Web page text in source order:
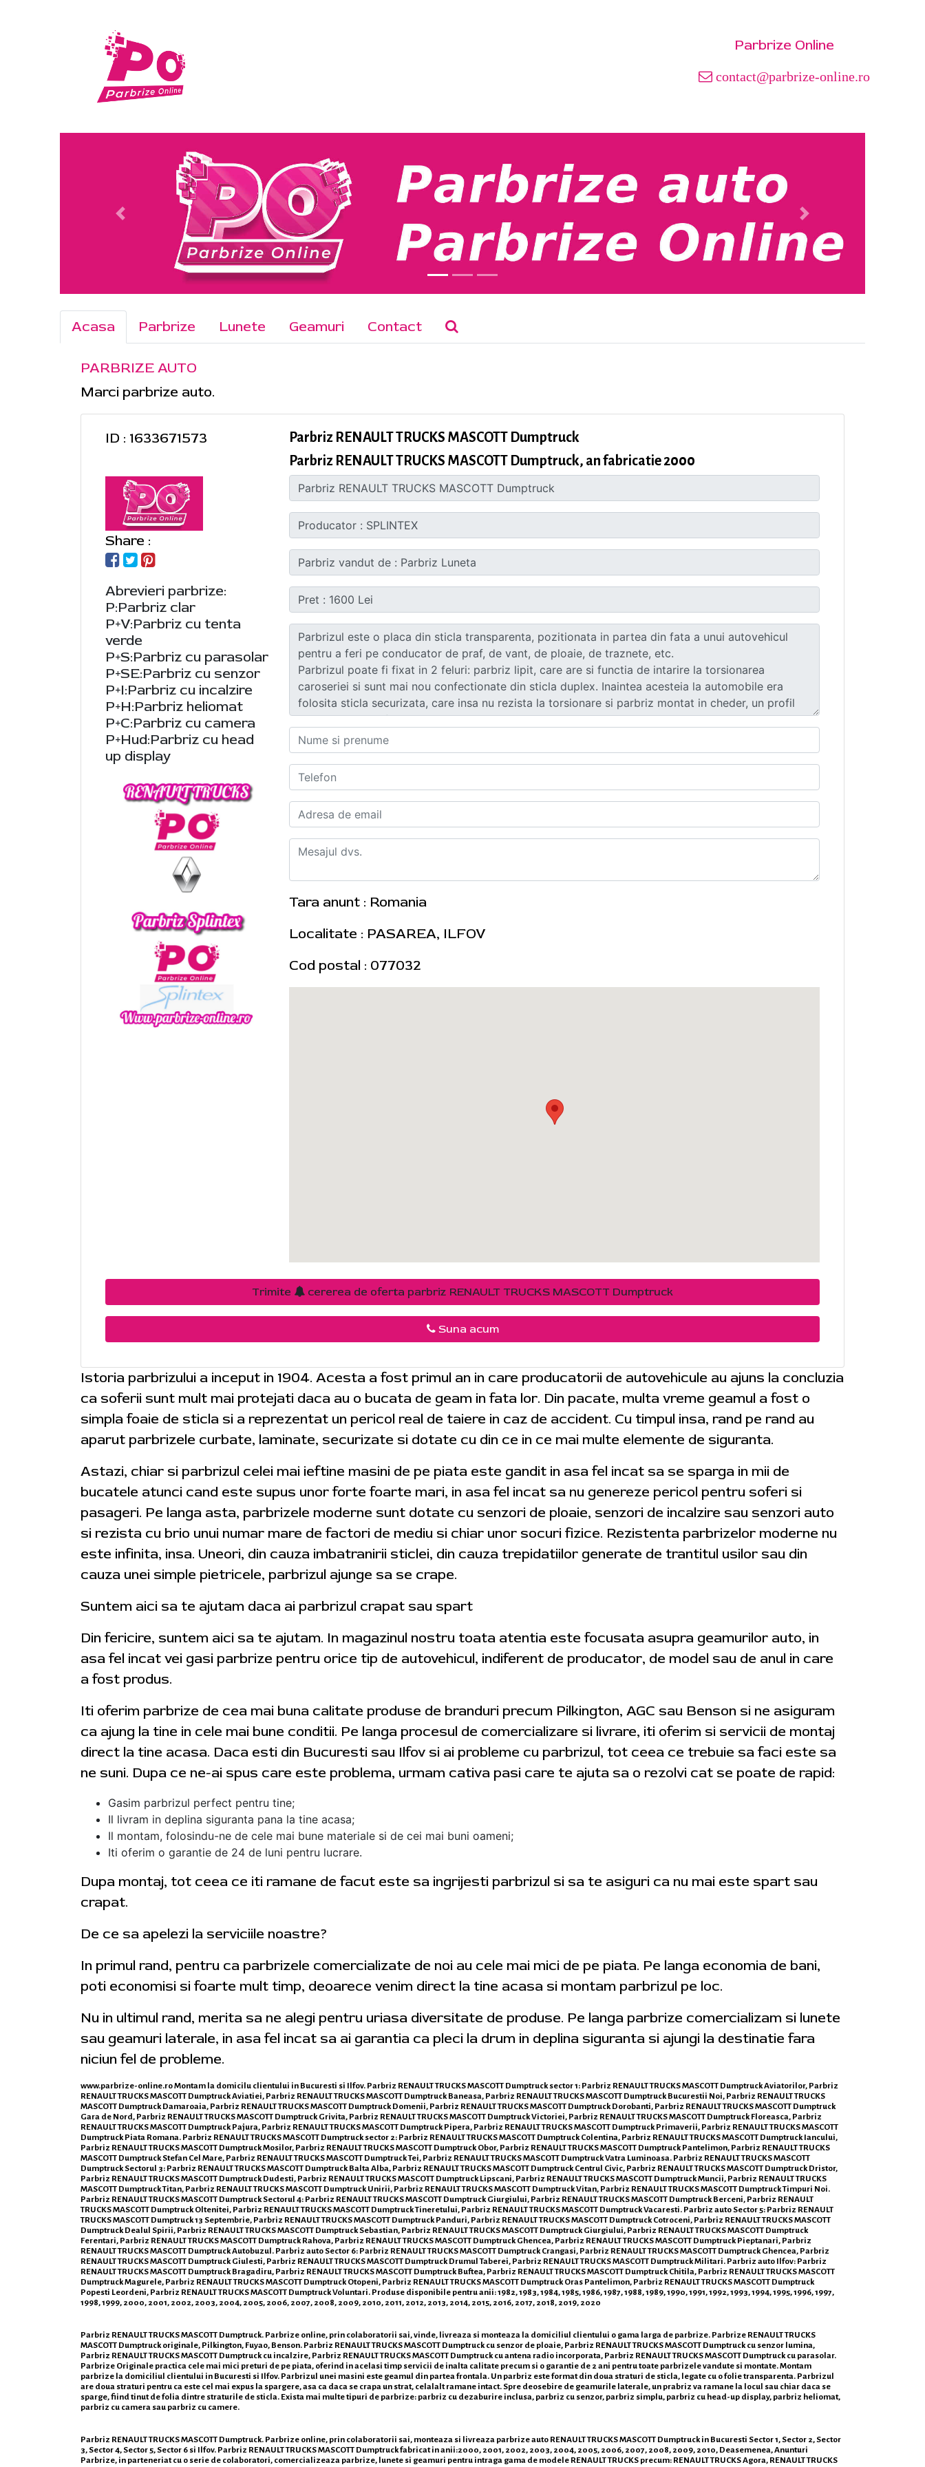
Parbrize Online
contact@parbrize-online.ro
Acasa Parbrize Lunete Geamuri Contact
PARBRIZE AUTO
Marci parbrize auto.
ID : 1633671573
Share :
Abrevieri parbrize:
P:Parbriz clar
P+V:Parbriz cu tenta
verde
P+S:Parbriz cu parasolar
P+SE:Parbriz cu senzor
P+I:Parbriz cu incalzire
P+H:Parbriz heliomat
P+C:Parbriz cu camera
P+Hud:Parbriz cu head
up display
Parbriz RENAULT TRUCKS MASCOTT Dumptruck
Parbriz RENAULT TRUCKS MASCOTT Dumptruck, an fabricatie 2000
Tara anunt : Romania
Localitate : PASAREA, ILFOV
Cod postal : 077032
Trimite cererea de oferta parbriz RENAULT TRUCKS MASCOTT Dumptruck
Suna acum
Istoria parbrizului a inceput in 1904. Acesta a fost primul an in care producatorii de autovehicule au ajuns la concluzia
ca soferii sunt mult mai protejati daca au o bucata de geam in fata lor. Din pacate, multa vreme geamul a fost o
simpla foaie de sticla si a reprezentat un pericol real de taiere in caz de accident. Cu timpul insa, rand pe rand au
aparut parbrizele curbate, laminate, securizate si dotate cu din ce in ce mai multe elemente de siguranta.
Astazi, chiar si parbrizul celei mai ieftine masini de pe piata este gandit in asa fel incat sa se sparga in mii de
bucatele atunci cand este supus unor forte foarte mari, in asa fel incat sa nu genereze pericol pentru soferi si
pasageri. Pe langa asta, parbrizele moderne sunt dotate cu senzori de ploaie, senzori de incalzire sau senzori auto
si rezista cu brio unui numar mare de factori de mediu si chiar unor socuri fizice. Rezistenta parbrizelor moderne nu
este infinita, insa. Uneori, din cauza imbatranirii sticlei, din cauza trepidatiilor generate de trantitul usilor sau din
cauza unei simple pietricele, parbrizul ajunge sa se crape.
Suntem aici sa te ajutam daca ai parbrizul crapat sau spart
Din fericire, suntem aici sa te ajutam. In magazinul nostru toata atentia este focusata asupra geamurilor auto, in
asa fel incat vei gasi parbrize pentru orice tip de autovehicul, indiferent de producator, de model sau de anul in care
a fost produs.
Iti oferim parbrize de cea mai buna calitate produse de branduri precum Pilkington, AGC sau Benson si ne asiguram
ca ajung la tine in cele mai bune conditii. Pe langa procesul de comercializare si livrare, iti oferim si servicii de montaj
direct la tine acasa. Daca esti din Bucuresti sau Ilfov si ai probleme cu parbrizul, tot ceea ce trebuie sa faci este sa
ne suni. Dupa ce ne-ai spus care este problema, urmam cativa pasi care te ajuta sa o rezolvi cat se poate de rapid:
Gasim parbrizul perfect pentru tine;
Il livram in deplina siguranta pana la tine acasa;
Il montam, folosindu-ne de cele mai bune materiale si de cei mai buni oameni;
Iti oferim o garantie de 24 de luni pentru lucrare.
Dupa montaj, tot ceea ce iti ramane de facut este sa ingrijesti parbrizul si sa te asiguri ca nu mai este spart sau
crapat.
De ce sa apelezi la serviciile noastre?
In primul rand, pentru ca parbrizele comercializate de noi au cele mai mici de pe piata. Pe langa economia de bani,
poti economisi si foarte mult timp, deoarece venim direct la tine acasa si montam parbrizul pe loc.
Nu in ultimul rand, merita sa ne alegi pentru uriasa diversitate de produse. Pe langa parbrize comercializam si lunete
sau geamuri laterale, in asa fel incat sa ai garantia ca pleci la drum in deplina siguranta si ajungi la destinatie fara
niciun fel de probleme.
www.parbrize-online.roMontam la domicilu clientului in Bucuresti si Ilfov. Parbriz RENAULT TRUCKS MASCOTT Dumptruck sector 1: Parbriz RENAULT TRUCKS MASCOTT Dumptruck Aviatorilor, Parbriz
RENAULT TRUCKS MASCOTT Dumptruck Aviatiei, Parbriz RENAULT TRUCKS MASCOTT Dumptruck Baneasa, Parbriz RENAULT TRUCKS MASCOTT Dumptruck Bucurestii Noi, Parbriz RENAULT TRUCKS
MASCOTT Dumptruck Damaroaia, Parbriz RENAULT TRUCKS MASCOTT Dumptruck Domenii, Parbriz RENAULT TRUCKS MASCOTT Dumptruck Dorobanti, Parbriz RENAULT TRUCKS MASCOTT Dumptruck
Gara de Nord, Parbriz RENAULT TRUCKS MASCOTT Dumptruck Grivita, Parbriz RENAULT TRUCKS MASCOTT Dumptruck Victoriei, Parbriz RENAULT TRUCKS MASCOTT Dumptruck Floreasca, Parbriz
RENAULT TRUCKS MASCOTT Dumptruck Pajura, Parbriz RENAULT TRUCKS MASCOTT Dumptruck Pipera, Parbriz RENAULT TRUCKS MASCOTT Dumptruck Primaverii, Parbriz RENAULT TRUCKS MASCOTT
Dumptruck Piata Romana. Parbriz RENAULT TRUCKS MASCOTT Dumptruck sector 2: Parbriz RENAULT TRUCKS MASCOTT Dumptruck Colentina, Parbriz RENAULT TRUCKS MASCOTT Dumptruck Iancului,
Parbriz RENAULT TRUCKS MASCOTT Dumptruck Mosilor, Parbriz RENAULT TRUCKS MASCOTT Dumptruck Obor, Parbriz RENAULT TRUCKS MASCOTT Dumptruck Pantelimon, Parbriz RENAULT TRUCKS
MASCOTT Dumptruck Stefan Cel Mare, Parbriz RENAULT TRUCKS MASCOTT Dumptruck Tei, Parbriz RENAULT TRUCKS MASCOTT Dumptruck Vatra Luminoasa. Parbriz RENAULT TRUCKS MASCOTT
Dumptruck Sectorul 3: Parbriz RENAULT TRUCKS MASCOTT Dumptruck Balta Alba, Parbriz RENAULT TRUCKS MASCOTT Dumptruck Centrul Civic, Parbriz RENAULT TRUCKS MASCOTT Dumptruck Dristor,
Parbriz RENAULT TRUCKS MASCOTT Dumptruck Dudesti, Parbriz RENAULT TRUCKS MASCOTT Dumptruck Lipscani, Parbriz RENAULT TRUCKS MASCOTT Dumptruck Muncii, Parbriz RENAULT TRUCKS
MASCOTT Dumptruck Titan, Parbriz RENAULT TRUCKS MASCOTT Dumptruck Unirii, Parbriz RENAULT TRUCKS MASCOTT Dumptruck Vitan, Parbriz RENAULT TRUCKS MASCOTT Dumptruck Timpuri Noi.
Parbriz RENAULT TRUCKS MASCOTT Dumptruck Sectorul 4: Parbriz RENAULT TRUCKS MASCOTT Dumptruck Giurgiului, Parbriz RENAULT TRUCKS MASCOTT Dumptruck Berceni, Parbriz RENAULT
TRUCKS MASCOTT Dumptruck Oltenitei, Parbriz RENAULT TRUCKS MASCOTT Dumptruck Tineretului, Parbriz RENAULT TRUCKS MASCOTT Dumptruck Vacaresti. Parbriz auto Sector 5: Parbriz RENAULT
TRUCKS MASCOTT Dumptruck 13 Septembrie, Parbriz RENAULT TRUCKS MASCOTT Dumptruck Panduri, Parbriz RENAULT TRUCKS MASCOTT Dumptruck Cotroceni, Parbriz RENAULT TRUCKS MASCOTT
Dumptruck Dealul Spirii, Parbriz RENAULT TRUCKS MASCOTT Dumptruck Sebastian, Parbriz RENAULT TRUCKS MASCOTT Dumptruck Giurgiului, Parbriz RENAULT TRUCKS MASCOTT Dumptruck
Ferentari, Parbriz RENAULT TRUCKS MASCOTT Dumptruck Rahova, Parbriz RENAULT TRUCKS MASCOTT Dumptruck Ghencea, Parbriz RENAULT TRUCKS MASCOTT Dumptruck Pieptanari, Parbriz
RENAULT TRUCKS MASCOTT Dumptruck Autobuzul. Parbriz auto Sector 6: Parbriz RENAULT TRUCKS MASCOTT Dumptruck Crangasi, Parbriz RENAULT TRUCKS MASCOTT Dumptruck Ghencea, Parbriz
RENAULT TRUCKS MASCOTT Dumptruck Giulesti, Parbriz RENAULT TRUCKS MASCOTT Dumptruck Drumul Taberei, Parbriz RENAULT TRUCKS MASCOTT Dumptruck Militari. Parbriz auto Ilfov: Parbriz
RENAULT TRUCKS MASCOTT Dumptruck Bragadiru, Parbriz RENAULT TRUCKS MASCOTT Dumptruck Buftea, Parbriz RENAULT TRUCKS MASCOTT Dumptruck Chitila, Parbriz RENAULT TRUCKS MASCOTT
Dumptruck Magurele, Parbriz RENAULT TRUCKS MASCOTT Dumptruck Otopeni, Parbriz RENAULT TRUCKS MASCOTT Dumptruck Oras Pantelimon, Parbriz RENAULT TRUCKS MASCOTT Dumptruck
Popesti Leordeni, Parbriz RENAULT TRUCKS MASCOTT Dumptruck Voluntari. Produse disponibile pentru anii: 1982, 1983, 1984, 1985, 1986, 1987, 1988, 1989, 1990, 1991, 1992, 1993, 1994, 1995, 1996, 1997,
1998, 1999, 2000, 2001, 2002, 2003, 2004, 2005, 2006, 2007, 2008, 2009, 2010, 2011, 2012, 2013, 2014, 2015, 2016, 2017, 2018, 2019, 2020
Parbriz RENAULT TRUCKS MASCOTT Dumptruck. Parbrize online, prin colaboratorii sai, vinde, livreaza si monteaza la domiciliul clientului o gama larga de parbrize. Parbrize RENAULT TRUCKS
MASCOTT Dumptruck originale, Pilkington, Fuyao, Benson. Parbriz RENAULT TRUCKS MASCOTT Dumptruck cu senzor de ploaie, Parbriz RENAULT TRUCKS MASCOTT Dumptruck cu senzor lumina,
Parbriz RENAULT TRUCKS MASCOTT Dumptruck cu incalzire, Parbriz RENAULT TRUCKS MASCOTT Dumptruck cu antena radio incorporata, Parbriz RENAULT TRUCKS MASCOTT Dumptruck cu parasolar.
Parbrize Originale practica cele mai mici preturi de pe piata, oferind in acelasi timp servicii de inalta calitate precum si o garantie de 2 ani pentru toate parbrizele vandute si montate. Montam
parbrize la domiciliul clientului in Bucuresti si Ilfov. Parbrizul unei masini este geamul din partea frontala. Un parbriz este format din doua straturi de sticla, legate cu o folie transparenta. Parbrizul
are doua straturi pentru ca este cel mai expus la spargere, asa ca daca se crapa un strat, celalalt ramane intact. Spre deosebire de geamurile laterale, un prabriz va ramane la locul sau chiar daca se
sparge, fiind tinut de folia dintre straturile de sticla. Exista mai multe tipuri de parbrize: parbriz cu dezaburire inclusa, parbriz cu senzor, parbriz simplu, parbriz cu head-up display, parbriz heliomat,
parbriz cu camera sau parbriz cu camere.
Parbriz RENAULT TRUCKS MASCOTT Dumptruck. Parbrize online, prin colaboratorii sai, monteaza si livreaza parbrize auto RENAULT TRUCKS MASCOTT Dumptruck in Bucuresti Sector 1, Sector 2, Sector
3, Sector 4, Sector 5, Sector 6 si Ilfov. Parbriz RENAULT TRUCKS MASCOTT Dumptruck fabricat in anii:2000, 2001, 2002, 2003, 2004, 2005, 2006, 2007, 2008, 2009, 2010, Deasemenea, Anunturi
Parbrize, in parteneriat cu o serie de colaboratori, comercializeaza parbrize, lunete si geamuri pentru intraga gama de modele RENAULT TRUCKS precum: RENAULT TRUCKS Agora, RENAULT TRUCKS